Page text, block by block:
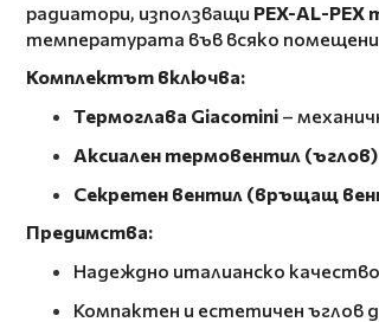
радиатори, използващи PEX-AL-PEX
температурата във всяко
Комплектът включва:
Термоглава Giacomini –
Аксиален термовентил (ъглов)
Секретен вентил (връщащ
Предимства:
Надеждно италианско
Компактен и естетичен ъглов